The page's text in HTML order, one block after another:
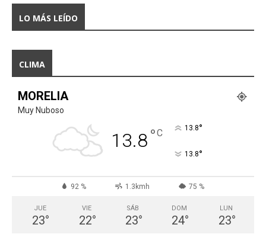
LO MÁS LEÍDO
CLIMA
MORELIA
Muy Nuboso
13.8°C 13.8°
13.8°
92 % 1.3kmh 75 %
JUE
23°
VIE
22°
SÁB
23°
DOM
24°
LUN
23°